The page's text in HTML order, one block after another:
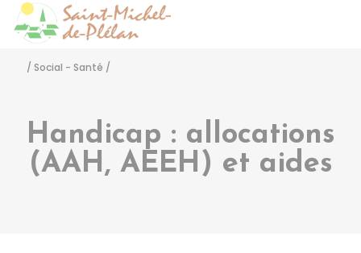
/ Social - Santé /
Handicap : allocations
(AAH, AEEH) et aides